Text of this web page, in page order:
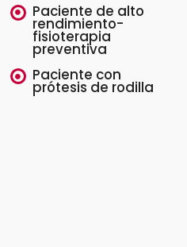
Paciente de alto
rendimiento-
fisioterapia
preventiva
Paciente con
prótesis de rodilla